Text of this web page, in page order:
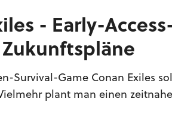
- Early-
Survival-Game Conan Exiles
plant man einen